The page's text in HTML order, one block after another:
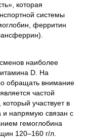
которая
системы
ферритин
наиболее
D. На
обращать внимание
частой
участвует в
и напрямую связан с
гемоглобина
120–160 г/л.